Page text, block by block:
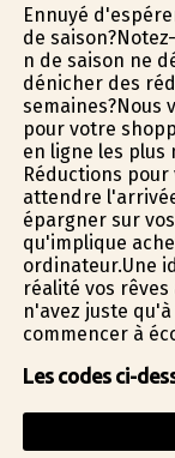
Ennuyé
de
fin de saison ne
dénicher des
semaines?Nous
pour votre
en ligne les plus
Réductions
attendre
épargner sur
qu'implique
ordinateur.Une
réalité vos rêves
n'avez juste
commencer à
Les codes ci-